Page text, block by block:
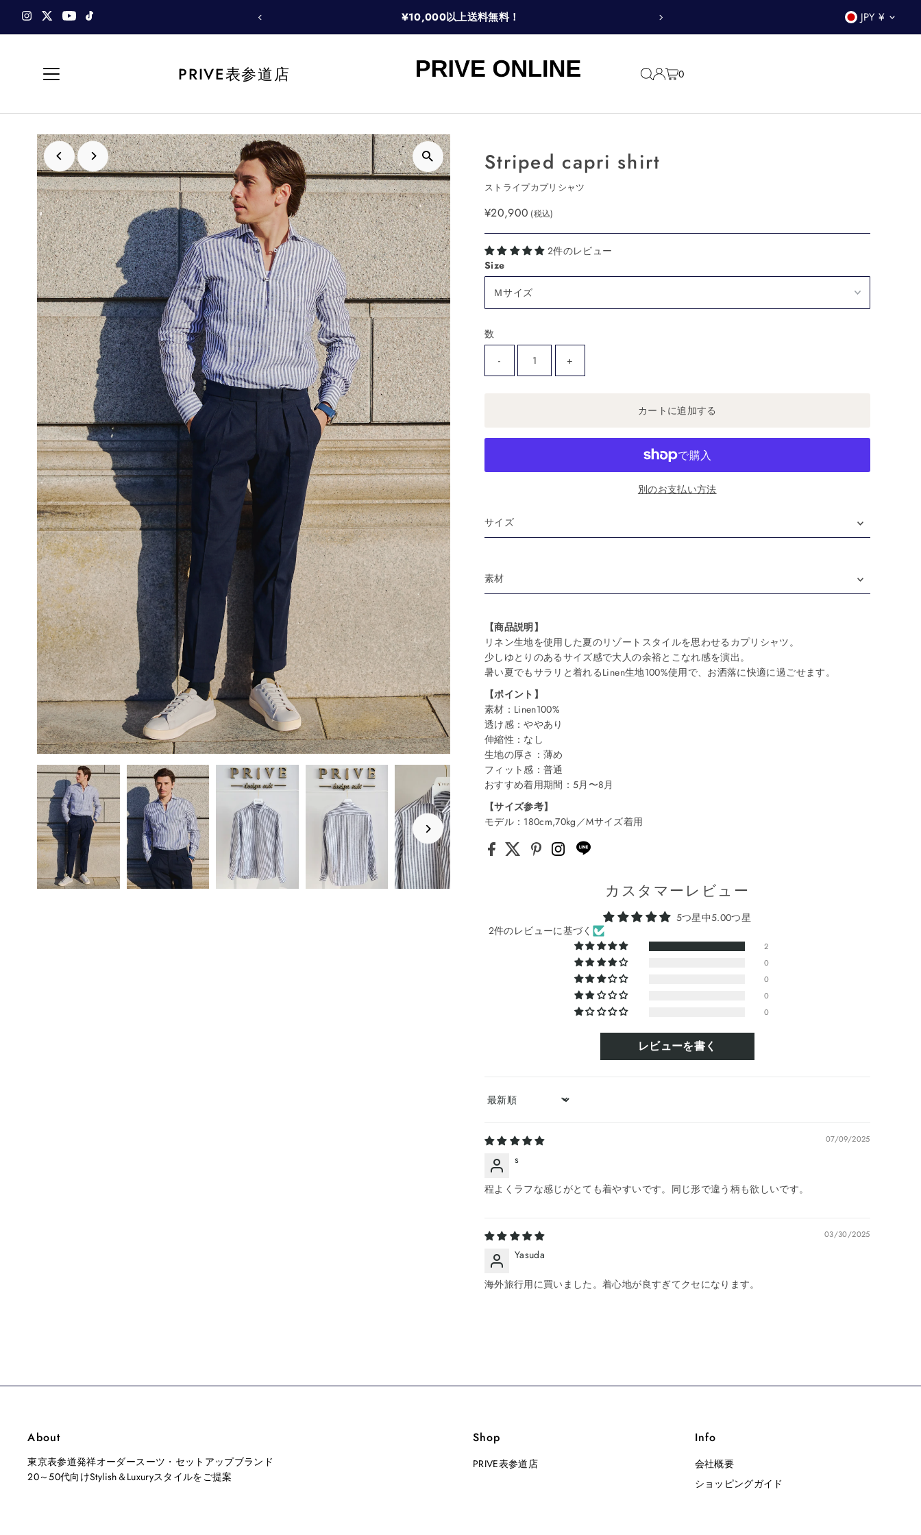
春夏の新作セットアッ
¥10,000以上送料無料！ JPY ¥
PRIVE表参道店 0
Striped capri shirt
ストライプカプリシャツ
¥20,900 (税込)
2件のレビュー
Size
数
-
+
別のお支払い方法
サイズ
素材
【商品説明】
リネン生地を使用した夏のリゾートスタイルを思わせるカプリシャツ。
少しゆとりのあるサイズ感で大人の余裕とこなれ感を演出。
暑い夏でもサラリと着れるLinen生地100%使用で、お洒落に快適に過ごせます。
【ポイント】
素材：Linen100%
透け感：ややあり
伸縮性：なし
生地の厚さ：薄め
フィット感：普通
おすすめ着用期間：5月〜8月
【サイズ参考】
モデル：180cm,70kg／Mサイズ着用
カスタマーレビュー
5つ星中5.00つ星
2件のレビューに基づく
2
0
0
0
0
レビューを書く
Sort by
07/09/2025
s
程よくラフな感じがとても着やすいです。同じ形で違う柄も欲しいです。
03/30/2025
Yasuda
海外旅行用に買いました。着心地が良すぎてクセになります。
About
東京表参道発祥オーダースーツ・セットアップブランド
20～50代向けStylish＆Luxuryスタイルをご提案
Shop
PRIVE表参道店
Info
会社概要
ショッピングガイド